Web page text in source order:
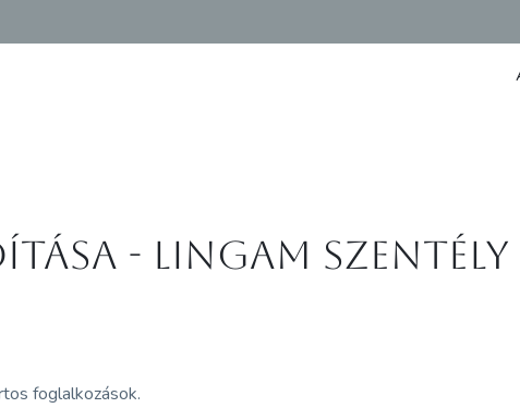
- Lingam Szentély
foglalkozások.